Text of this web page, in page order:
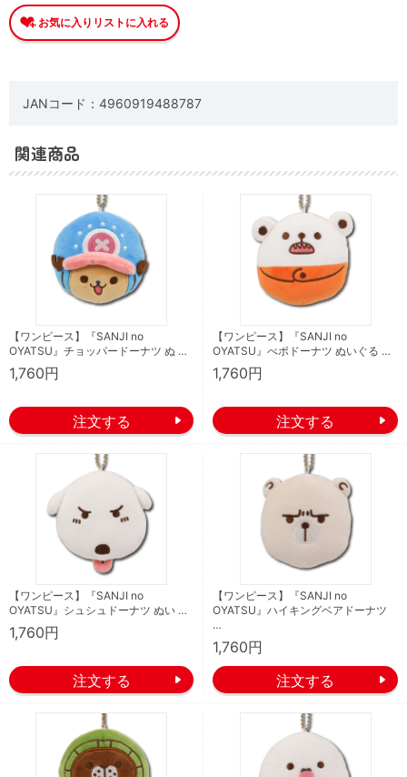
JANコード：4960919488787
関連商品
【ワンピース】『SANJI no
OYATSU』チョッパードーナツ ぬ …
1,760円
【ワンピース】『SANJI no
OYATSU』べポドーナツ ぬいぐる …
1,760円
【ワンピース】『SANJI no
OYATSU』シュシュドーナツ ぬい …
1,760円
【ワンピース】『SANJI no
OYATSU』ハイキングベアドーナツ
…
1,760円